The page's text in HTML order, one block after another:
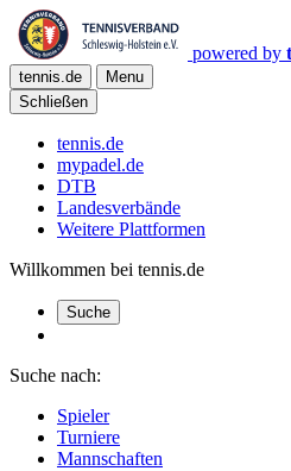
powered by
tennis.de
Menu
Schließen
tennis.de
mypadel.de
DTB
Landesverbände
Weitere Plattformen
Willkommen bei tennis.de
Suche
Suche nach:
Spieler
Turniere
Mannschaften